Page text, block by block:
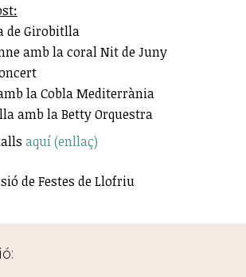
de Girobitlla
amb la coral Nit de Juny
la Cobla Mediterrània
amb la Betty Orquestra
aquí (enllaç)
de Festes de Llofriu